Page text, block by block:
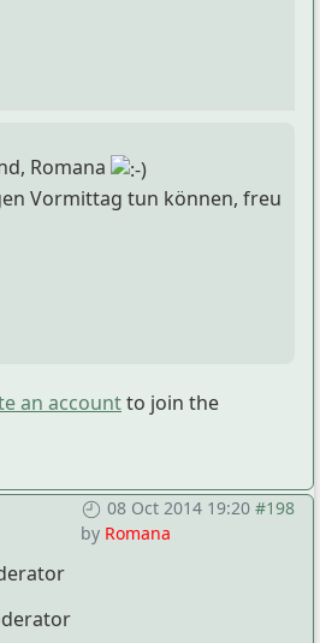
Romana
Vormittag tun können, freu
an accountto join the
08 Oct 2014 19:20 #198
by Romana